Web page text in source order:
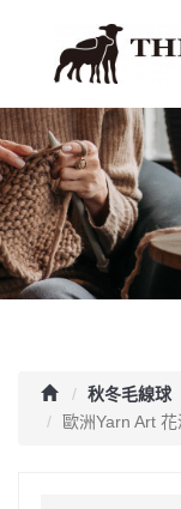
秋冬毛線球
歐洲Yarn Art